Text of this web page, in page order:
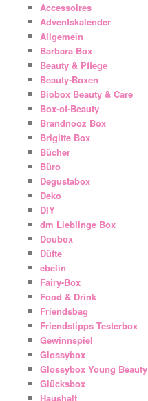
Accessoires
Adventskalender
Allgemein
Barbara Box
Beauty & Pflege
Beauty-Boxen
Biobox Beauty & Care
Box-of-Beauty
Brandnooz Box
Brigitte Box
Bücher
Büro
Degustabox
Deko
DIY
dm Lieblinge Box
Doubox
Düfte
ebelin
Fairy-Box
Food & Drink
Friendsbag
Friendstipps Testerbox
Gewinnspiel
Glossybox
Glossybox Young Beauty
Glücksbox
Haushalt